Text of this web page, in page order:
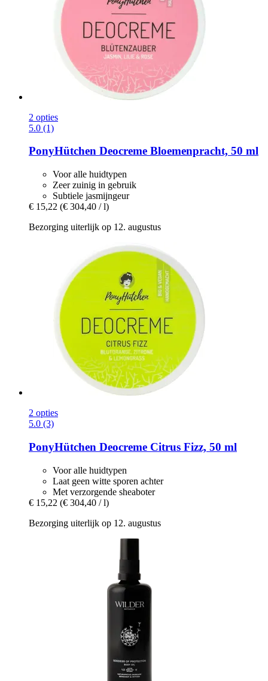
2 opties
5.0 (1)
PonyHütchen Deocreme Bloemenpracht, 50 ml
Voor alle huidtypen
Zeer zuinig in gebruik
Subtiele jasmijngeur
€ 15,22 (€ 304,40 / l)
Bezorging uiterlijk op 12. augustus
2 opties
5.0 (3)
PonyHütchen Deocreme Citrus Fizz, 50 ml
Voor alle huidtypen
Laat geen witte sporen achter
Met verzorgende sheaboter
€ 15,22 (€ 304,40 / l)
Bezorging uiterlijk op 12. augustus